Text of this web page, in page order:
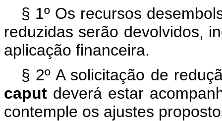
§ 1º Os recursos
reduzidas serão devolvidos,
aplicação financeira.
§ 2º A solicitação de
caput deverá estar
contemple os ajustes